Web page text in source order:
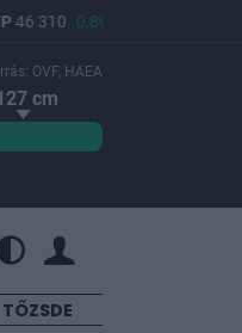
46 310 0,89%
OVF, HAEA
cm
TŐZSDE